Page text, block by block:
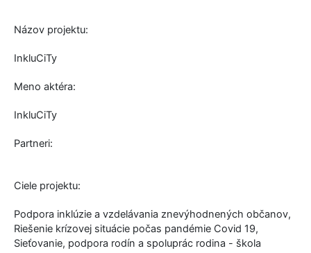
Názov projektu:
InkluCiTy
Meno aktéra:
InkluCiTy
Partneri:
Ciele projektu:
Podpora inklúzie a vzdelávania znevýhodnených občanov,
Riešenie krízovej situácie počas pandémie Covid 19,
Sieťovanie, podpora rodín a spoluprác rodina - škola